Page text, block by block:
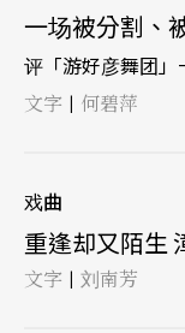
一场被分割、
评「游好彦舞团
文字 | 何碧萍
戏曲
重逢却又陌生
文字 | 刘南芳